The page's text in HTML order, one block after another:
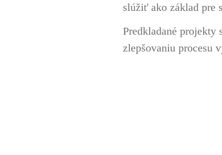
slúžiť ako základ pre
Predkladané
zlepšovaniu procesu